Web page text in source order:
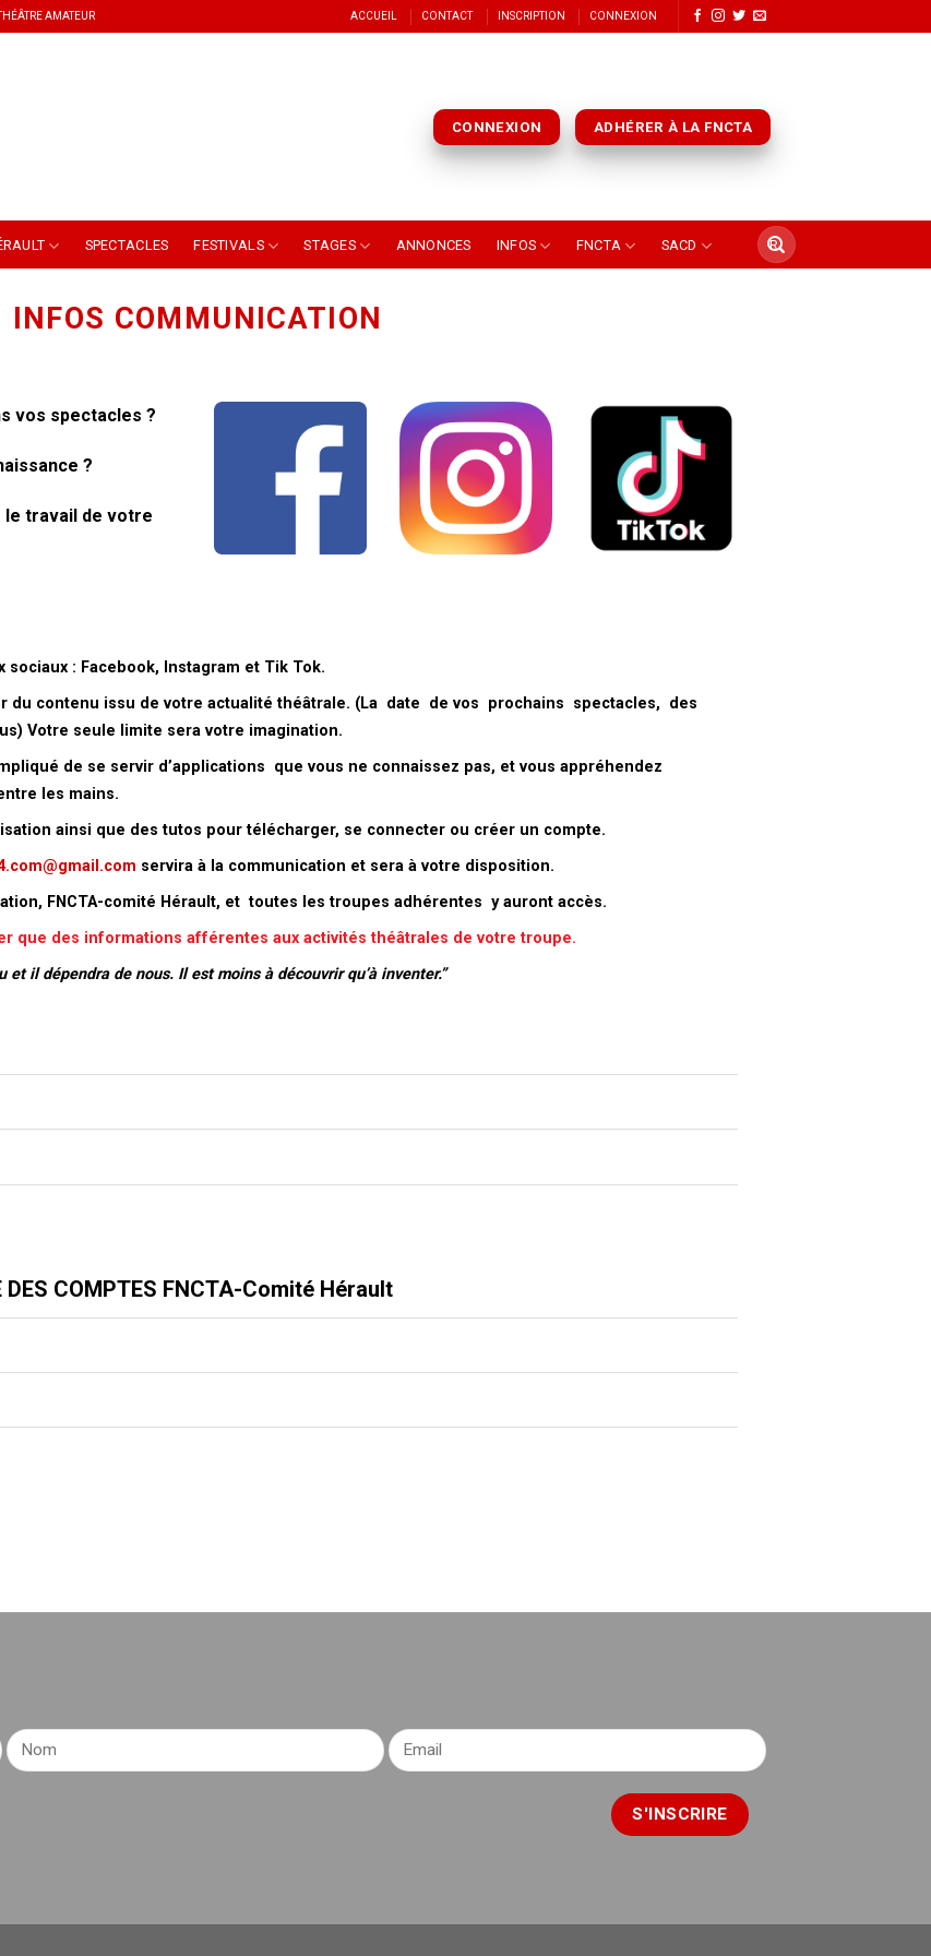
AMATEUR ACCUEIL CONTACT INSCRIPTION CONNEXION
CONNEXION ADHÉRER À LA FNCTA
SPECTACLES FESTIVALS STAGES ANNONCES INFOS FNCTA SACD
INFOS COMMUNICATION
vos spectacles ?
?
le travail de votre
: Facebook, Instagram et Tik Tok.
du contenu issu de votre actualité théâtrale. (La date de vos prochains spectacles, des
Votre seule limite sera votre imagination.
de se servir d’applications que vous ne connaissez pas, et vous appréhendez
les mains.
ainsi que des tutos pour télécharger, se connecter ou créer un compte.
servira à la communication et sera à votre disposition.
FNCTA-comité Hérault, et toutes les troupes adhérentes y auront accès.
que des informations afférentes aux activités théâtrales de votre troupe.
et il dépendra de nous. Il est moins à découvrir qu’à inventer.”
DES COMPTES FNCTA-Comité Hérault